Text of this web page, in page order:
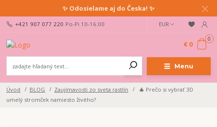
✨ Odosielame aj do Česka! ✨
Menu
EUR
+421 907 077 220 Po-Pi 10-16:00
0
€ 0
Úvod BLOG Zaujímavosti zo sveta rastlín
🎄 Prečo si vybrať 3D
umelý stromček namiesto živého?